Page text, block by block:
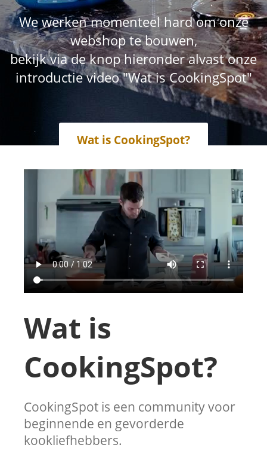
We werken momenteel hard om onze
webshop te bouwen,
bekijk via de knop hieronder alvast onze
introductie video "Wat is CookingSpot"
Wat is CookingSpot?
Wat is
CookingSpot?
CookingSpot is een community voor
beginnende en gevorderde
kookliefhebbers.